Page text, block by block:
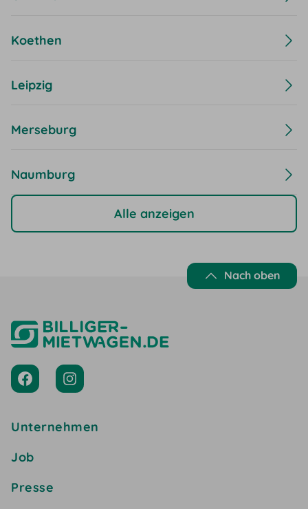
Koethen
Leipzig
Merseburg
Naumburg
Alle anzeigen
Nach oben
Unternehmen
Job
Presse